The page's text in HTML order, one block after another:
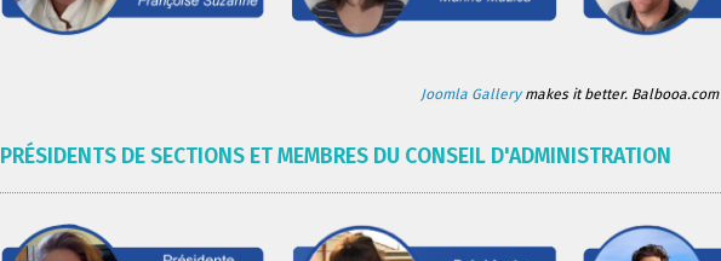
Joomla Gallerymakes it better. Balbooa.com
PRÉSIDENTS DE SECTIONS ET MEMBRES DU CONSEIL D'ADMINISTRATION